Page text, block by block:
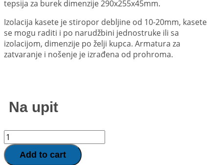
tepsija za burek dimenzije 290x255x45mm.
Izolacija kasete je stiropor debljine od 10-20mm, kasete
se mogu raditi i po narudžbini jednostruke ili sa
izolacijom, dimenzije po želji kupca. Armatura za
zatvaranje i nošenje je izrađena od prohroma.
Na upit
Termos
kasete
za
prenos
Add to cart